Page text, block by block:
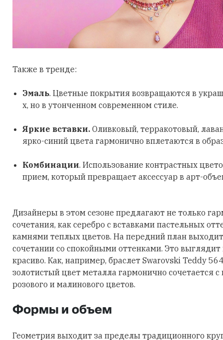
Также в тренде:
Эмаль. Цветные покрытия возвращаются в
х, но в утонченном современном стиле.
Яркие вставки. Оливковый, терракотовый,
ярко-синий цвета гармонично вплетаются в
Комбинации. Использование контрастных
прием, который превращает аксессуар в арт-
Дизайнеры в этом сезоне предлагают не только
сочетания, как серебро с вставками пастельных
камнями теплых цветов. На передний план
сочетании со спокойными оттенками. Это
красиво. Как, например, браслет Swarovski Teddy
золотистый цвет металла гармонично сочетается
розового и малинового цветов.
Формы и объем
Геометрия выходит за пределы традиционного